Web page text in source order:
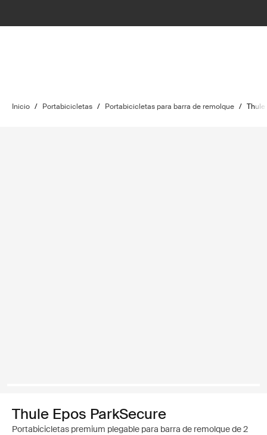
Inicio / Portabicicletas / Portabicicletas para barra de remolque / Thule
Thule Epos ParkSecure
Portabicicletas premium plegable para barra de remolque de 2